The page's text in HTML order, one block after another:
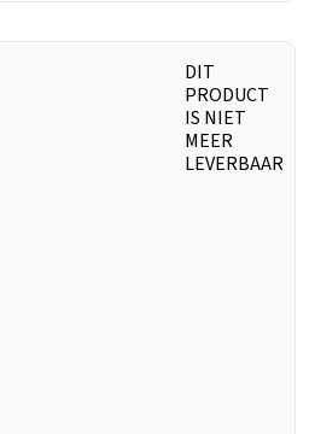
DIT
PRODUCT
IS NIET
MEER
LEVERBAAR